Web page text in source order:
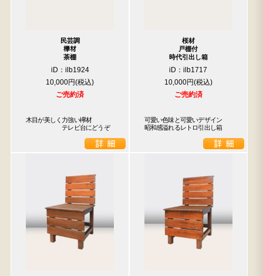
民芸調
﨔材
茶棚
iD：ilb1924
10,000円
ご売約済
木目が美しく力強い欅材
テレビ台にどうぞ
桜材
戸棚付
時代引出し箱
iD：ilb1717
10,000円
ご売約済
可愛い色味と可愛いデザイン
昭和感溢れるレトロ引出し箱